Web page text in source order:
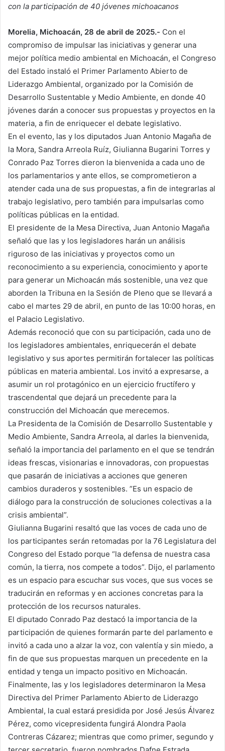
con la participación de 40 jóvenes michoacanos
Morelia, Michoacán, 28 de abril de 2025.- Con el
compromiso de impulsar las iniciativas y generar una
mejor política medio ambiental en Michoacán, el Congreso
del Estado instaló el Primer Parlamento Abierto de
Liderazgo Ambiental, organizado por la Comisión de
Desarrollo Sustentable y Medio Ambiente, en donde 40
jóvenes darán a conocer sus propuestas y proyectos en la
materia, a fin de enriquecer el debate legislativo.
En el evento, las y los diputados Juan Antonio Magaña de
la Mora, Sandra Arreola Ruíz, Giulianna Bugarini Torres y
Conrado Paz Torres dieron la bienvenida a cada uno de
los parlamentarios y ante ellos, se comprometieron a
atender cada una de sus propuestas, a fin de integrarlas al
trabajo legislativo, pero también para impulsarlas como
políticas públicas en la entidad.
El presidente de la Mesa Directiva, Juan Antonio Magaña
señaló que las y los legisladores harán un análisis
riguroso de las iniciativas y proyectos como un
reconocimiento a su experiencia, conocimiento y aporte
para generar un Michoacán más sostenible, una vez que
aborden la Tribuna en la Sesión de Pleno que se llevará a
cabo el martes 29 de abril, en punto de las 10:00 horas, en
el Palacio Legislativo.
Además reconoció que con su participación, cada uno de
los legisladores ambientales, enriquecerán el debate
legislativo y sus aportes permitirán fortalecer las políticas
públicas en materia ambiental. Los invitó a expresarse, a
asumir un rol protagónico en un ejercicio fructífero y
trascendental que dejará un precedente para la
construcción del Michoacán que merecemos.
La Presidenta de la Comisión de Desarrollo Sustentable y
Medio Ambiente, Sandra Arreola, al darles la bienvenida,
señaló la importancia del parlamento en el que se tendrán
ideas frescas, visionarias e innovadoras, con propuestas
que pasarán de iniciativas a acciones que generen
cambios duraderos y sostenibles. ”Es un espacio de
diálogo para la construcción de soluciones colectivas a la
crisis ambiental”.
Giulianna Bugarini resaltó que las voces de cada uno de
los participantes serán retomadas por la 76 Legislatura del
Congreso del Estado porque “la defensa de nuestra casa
común, la tierra, nos compete a todos”. Dijo, el parlamento
es un espacio para escuchar sus voces, que sus voces se
traducirán en reformas y en acciones concretas para la
protección de los recursos naturales.
El diputado Conrado Paz destacó la importancia de la
participación de quienes formarán parte del parlamento e
invitó a cada uno a alzar la voz, con valentía y sin miedo, a
fin de que sus propuestas marquen un precedente en la
entidad y tenga un impacto positivo en Michoacán.
Finalmente, las y los legisladores determinaron la Mesa
Directiva del Primer Parlamento Abierto de Liderazgo
Ambiental, la cual estará presidida por José Jesús Álvarez
Pérez, como vicepresidenta fungirá Alondra Paola
Contreras Cázarez; mientras que como primer, segundo y